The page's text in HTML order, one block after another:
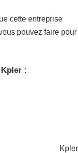
cette entreprise
pouvez faire pour
:
Kpler